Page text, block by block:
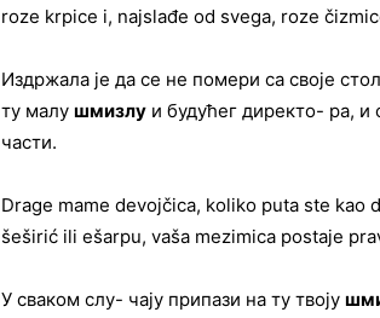
roze krpice i, najslađe od svega, roze
Издржала је да се не помери са своје
ту малу шмизлу и будућег директо- ра, и
части.
Drage mame devojčica, koliko puta ste
šeširić ili ešarpu, vaša mezimica postaje
У сваком слу- чају припази на ту твоју